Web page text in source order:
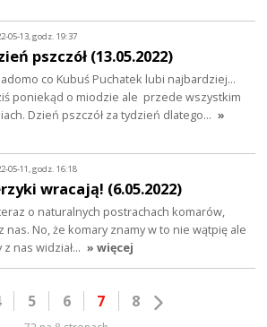
05-13, godz. 19:37
pszczół (13.05.2022)
co Kubuś Puchatek lubi najbardziej...
poniekąd o miodzie ale przede wszystkim
Dzień pszczół za tydzień dlatego… »
05-11, godz. 16:18
wracają! (6.05.2022)
o naturalnych postrachach komarów,
nas. No, że komary znamy w to nie wątpię ale
z nas widział… » więcej
5 6 7 8